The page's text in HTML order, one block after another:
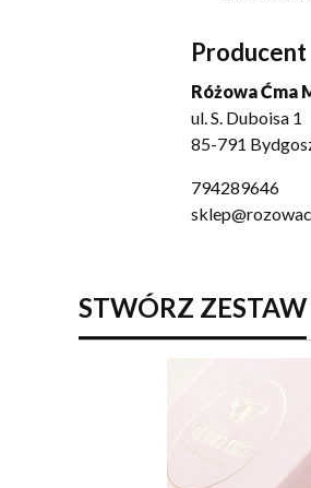
Producent
Różowa Ćma
ul. S. Duboisa 1
85-791
794289646
STWÓRZ ZESTAW